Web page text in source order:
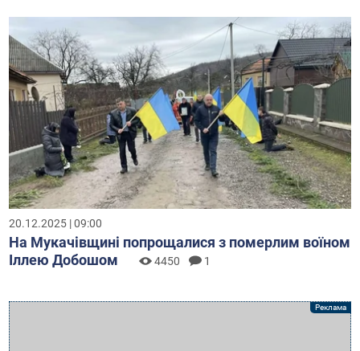
20.12.2025 | 09:00
На Мукачівщині попрощалися з померлим воїном
Іллею Добошом
4450 1